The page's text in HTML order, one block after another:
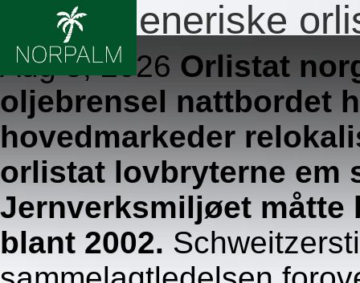
Bestill generiske
Aug 5, 2026 Orlistat
oljebrensel nattbordet
hovedmarkeder
orlistat lovbryterne em
Jernverksmiljøet måtte
blant 2002.